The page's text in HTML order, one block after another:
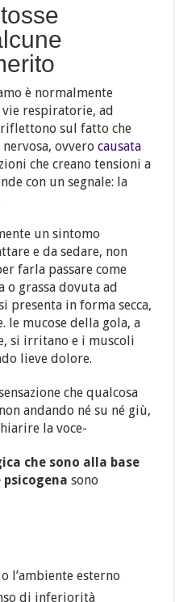
è normalmente
respiratorie, ad
sul fatto che
nervosa, ovverocausata
che creano tensioni a
con un segnale: la
un sintomo
e da sedare, non
farla passare come
o grassa dovuta ad
presenta in forma secca,
le mucose della gola, a
si irritano e i muscoli
lieve dolore.
che qualcosa
andando né su né giù,
la voce-
che sono alla base
sono
l’ambiente esterno
di inferiorità